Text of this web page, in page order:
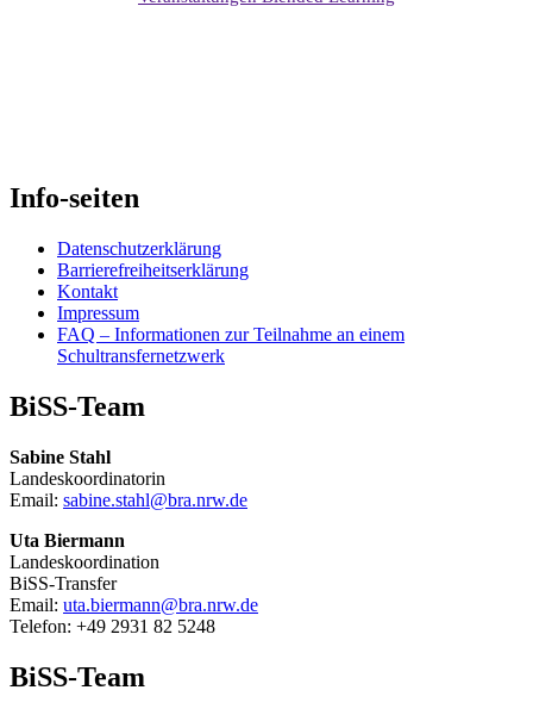
Info-seiten
Datenschutzerklärung
Barrierefreiheitserklärung
Kontakt
Impressum
FAQ – Informationen zur Teilnahme an einem
Schultransfernetzwerk
BiSS-Team
Sabine Stahl
Landeskoordinatorin
Email: sabine.stahl@bra.nrw.de
Uta Biermann
Landeskoordination
BiSS-Transfer
Email: uta.biermann@bra.nrw.de
Telefon: +49 2931 82 5248
BiSS-Team